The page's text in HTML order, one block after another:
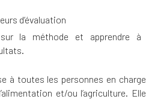
d’évaluation
la méthode et apprendre à
à toutes les personnes en charge
et/ou l’agriculture. Elle